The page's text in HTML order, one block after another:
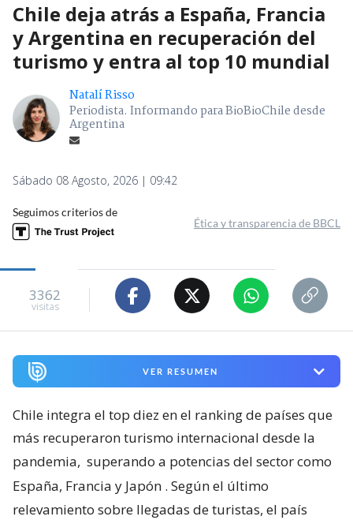
Chile deja atrás a España, Francia
y Argentina en recuperación del
turismo y entra al top 10 mundial
Natalí Risso
Periodista. Informando para BioBioChile desde
Argentina
Sábado 08 Agosto, 2026 | 09:42
Seguimos criterios de
Ética y transparencia de BBCL
3362
visitas
VER RESUMEN
Chile integra el top diez en el ranking de países que
más recuperaron turismo internacional desde la
pandemia, superando a potencias del sector como
España, Francia y Japón . Según el último
relevamiento sobre llegadas de turistas, el país